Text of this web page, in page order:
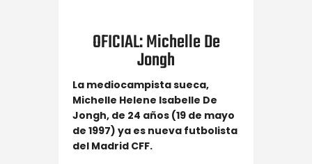
OFICIAL: Michelle De
Jongh
La mediocampista sueca,
Michelle Helene Isabelle De
Jongh, de 24 años (19 de mayo
de 1997) ya es nueva futbolista
del Madrid CFF.